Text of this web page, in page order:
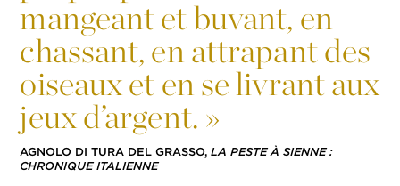
mangeant et buvant, en
chassant, en attrapant des
oiseaux et en se livrant aux
jeux d’argent. »
AGNOLO DI TURA DEL GRASSO,LA PESTE À SIENNE :
CHRONIQUE ITALIENNE